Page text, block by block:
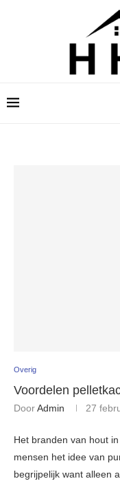
Overig
Voordelen
DoorAdmin 27
Het branden van hout
mensen het idee van
begrijpelijk want alleen